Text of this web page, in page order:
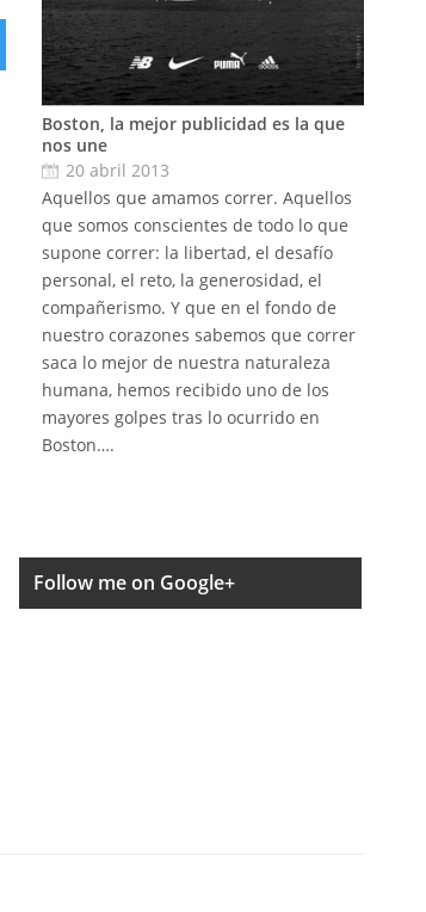
Boston, la mejor publicidad es la que
nos une
20 abril 2013
Aquellos que amamos correr. Aquellos
que somos conscientes de todo lo que
supone correr: la libertad, el desafío
personal, el reto, la generosidad, el
compañerismo. Y que en el fondo de
nuestro corazones sabemos que correr
saca lo mejor de nuestra naturaleza
humana, hemos recibido uno de los
mayores golpes tras lo ocurrido en
Boston….
Follow me on Google+